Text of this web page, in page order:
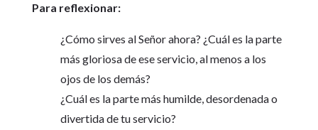
Para reflexionar:
¿Cómo sirves al Señor ahora? ¿Cuál es la parte
más gloriosa de ese servicio, al menos a los
ojos de los demás?
¿Cuál es la parte más humilde, desordenada o
divertida de tu servicio?